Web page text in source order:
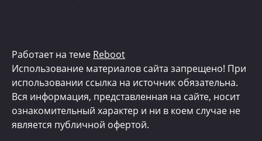
Работает на теме Reboot
Использование материалов сайта запрещено! При
использовании ссылка на источник обязательна.
Вся информация, представленная на сайте, носит
ознакомительный характер и ни в коем случае не
является публичной офертой.